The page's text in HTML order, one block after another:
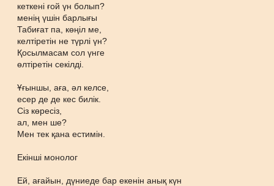
кеткені ғой үн болып?
менің үшін барлығы
Табиғат па, көңіл ме,
келтіретін не түрлі үн?
Қосылмасам сол үнге
өлтіретін секілді.
Ұғыншы, аға, әл келсе,
есер де де кес билік.
Сіз көресіз,
ал, мен ше?
Мен тек қана естимін.
Екінші монолог
Ей, ағайын, дүниеде бар екенін анық күн